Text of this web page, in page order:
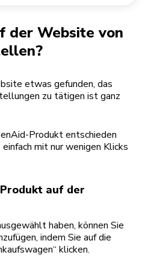
der Website von
etwas gefunden, das
zu tätigen ist ganz
Produkt entschieden
mit nur wenigen Klicks
auf der
haben, können Sie
indem Sie auf die
klicken.